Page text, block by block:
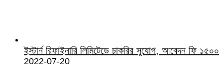
ইস্টার্ন রিফাইনারি লিমিটেডে চাকরির সুযোগ, আবেদন ফি ১৫০০
2022-07-20